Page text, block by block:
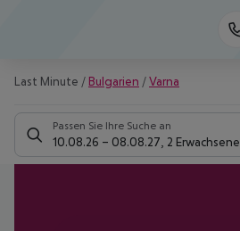
Last Minute / Bulgarien /Varna
Passen Sie Ihre Suche an
10.08.26 – 08.08.27 2 Erwachsene